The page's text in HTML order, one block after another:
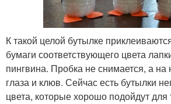
К такой целой бутылке
бумаги соответствующего цвета
пингвина. Пробка не снимается, а на
глаза и клюв. Сейчас есть бутылки
цвета, которые хорошо подойдут для